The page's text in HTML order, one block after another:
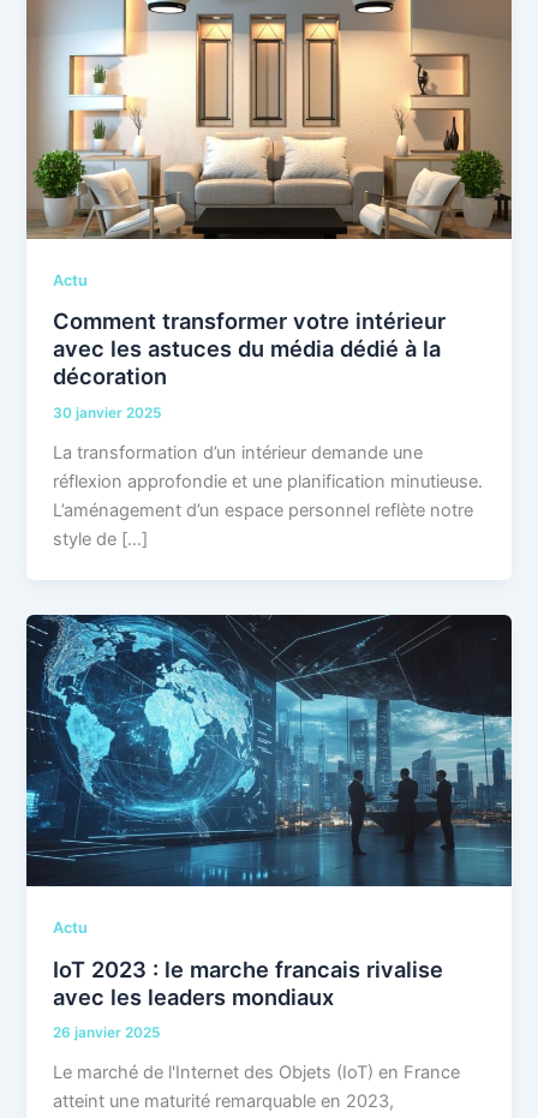
Actu
Comment transformer votre intérieur
avec les astuces du média dédié à la
décoration
30 janvier 2025
La transformation d’un intérieur demande une
réflexion approfondie et une planification minutieuse.
L’aménagement d’un espace personnel reflète notre
style de […]
Actu
IoT 2023 : le marche francais rivalise
avec les leaders mondiaux
26 janvier 2025
Le marché de l'Internet des Objets (IoT) en France
atteint une maturité remarquable en 2023,